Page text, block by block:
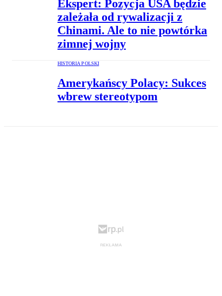
Ekspert: Pozycja USA będzie
zależała od rywalizacji z
Chinami. Ale to nie powtórka
zimnej wojny
HISTORIA POLSKI
Amerykańscy Polacy: Sukces
wbrew stereotypom